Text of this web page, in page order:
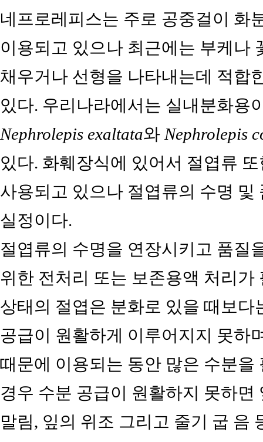
네프로레피스는 주로 공중걸이 화
이용되고 있으나 최근에는 부케나
채우거나 선형을 나타내는데 적합
있다. 우리나라에서는 실내분화용
Nephrolepis exaltata와 Nephrolepis
있다. 화훼장식에 있어서 절엽류
사용되고 있으나 절엽류의 수명
실정이다.
절엽류의 수명을 연장시키고 품질
위한 전처리 또는 보존용액 처리
상태의 절엽은 분화로 있을 때보
공급이 원활하게 이루어지지 못하
때문에 이용되는 동안 많은 수분
경우 수분 공급이 원활하지 못하면
말림, 잎의 위조 그리고 줄기 굽 음